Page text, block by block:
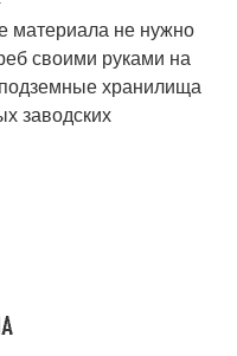
материала не нужно
своими руками на
хранилища
заводских